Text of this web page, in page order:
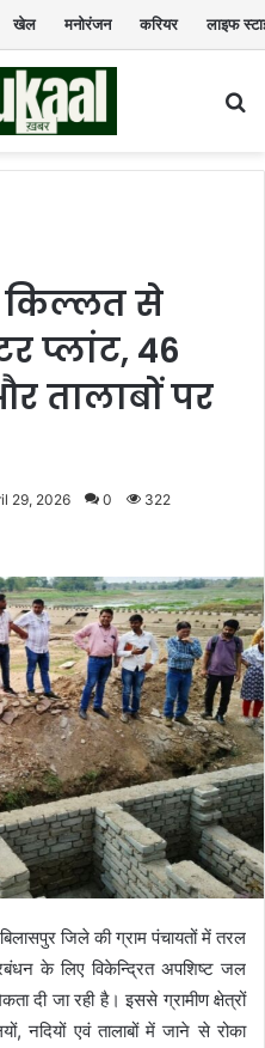
खेल मनोरंजन करियर लाइफ
किल्लत से
प्लांट, 46
तालाबों पर
29, 2026 0 322
जिले की ग्राम पंचायतों में तरल
के लिए विकेन्द्रित अपशिष्ट जल
दी जा रही है। इससे ग्रामीण क्षेत्रों
नदियों एवं तालाबों में जाने से रोका